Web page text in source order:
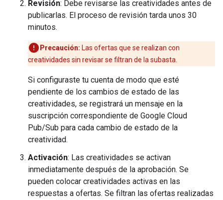
Revisión: Debe revisarse las creatividades antes de
publicarlas. El proceso de revisión tarda unos 30
minutos.
Precaución: Las ofertas que se realizan con
creatividades sin revisar se filtran de la subasta.
Si configuraste tu cuenta de modo que esté
pendiente de los cambios de estado de las
creatividades, se registrará un mensaje en la
suscripción correspondiente de Google Cloud
Pub/Sub para cada cambio de estado de la
creatividad.
Activación: Las creatividades se activan
inmediatamente después de la aprobación. Se
pueden colocar creatividades activas en las
respuestas a ofertas. Se filtran las ofertas realizadas